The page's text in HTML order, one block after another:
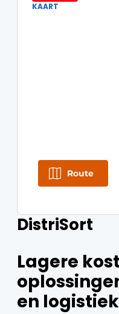
DistriSort
Lagere
en
KAART
Route